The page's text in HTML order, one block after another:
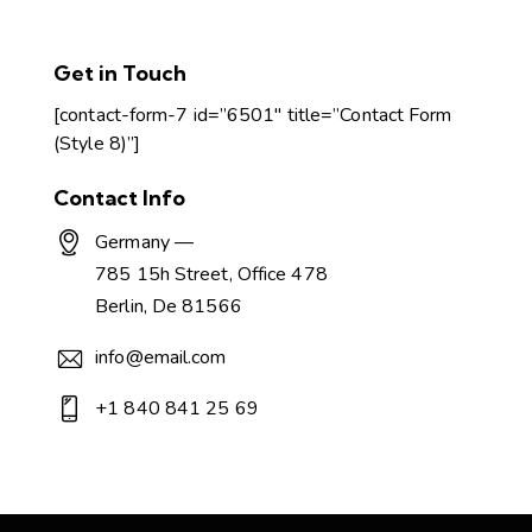
Get in Touch
[contact-form-7 id=”6501″ title=”Contact Form
(Style 8)”]
Contact Info
Germany —
785 15h Street, Office 478
Berlin, De 81566
info@email.com
+1 840 841 25 69